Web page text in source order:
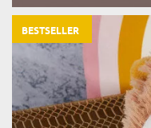
BESTSELLER